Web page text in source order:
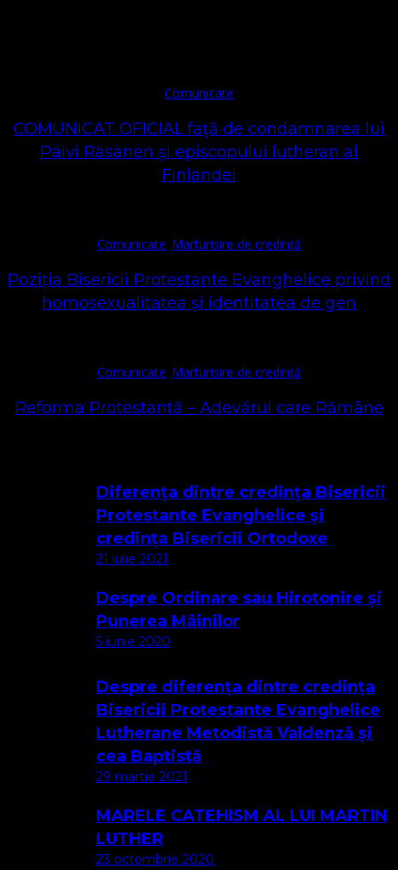
Comunicate
COMUNICAT OFICIAL față de condamnarea lui
Päivi Räsänen și episcopului lutheran al
Finlandei
Comunicate Marturisire de credință
Poziția Bisericii Protestante Evanghelice privind
homosexualitatea și identitatea de gen
Comunicate Marturisire de credință
Reforma Protestantă – Adevărul care Rămâne
Diferența dintre credința Bisericii
Protestante Evanghelice și
credința Bisericii Ortodoxe
21 iulie 2021
Despre Ordinare sau Hirotonire și
Punerea Mâinilor
5 iunie 2020
Despre diferența dintre credința
Bisericii Protestante Evanghelice
Lutherane Metodistă Valdenză și
cea Baptistă
29 martie 2021
MARELE CATEHISM AL LUI MARTIN
LUTHER
23 octombrie 2020